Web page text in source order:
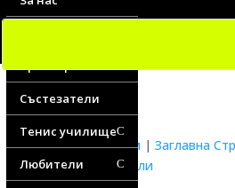
Треньори
Състезатели
Тенис училищеC
Любители C
Водещи новини | Заглавна
Новини любители